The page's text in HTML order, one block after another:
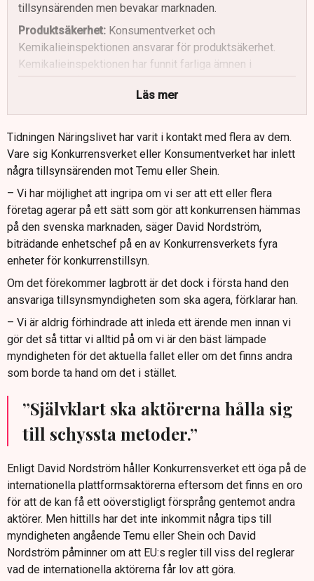
tillsynsärenden men bevakar marknaden.
Produktsäkerhet: Konsumentverket och
Kemikalieinspektionen ansvarar för produktsäkerhet.
Kemikalieinspektionen har funnit farliga ämnen i
Resurser och regler:Kemikalieinspektionen fokuserar
på högriskprodukter. Svenska myndigheter och EU kan
ingripa mot regelbrott, men det är nligt den ansvarige
ministern svårare med företag utanför EU.
Läs mer
Tidningen Näringslivet har varit i kontakt med flera av dem.
Vare sig Konkurrensverket eller Konsumentverket har inlett
några tillsynsärenden mot Temu eller Shein.
– Vi har möjlighet att ingripa om vi ser att ett eller flera
företag agerar på ett sätt som gör att konkurrensen hämmas
på den svenska marknaden, säger David Nordström,
biträdande enhetschef på en av Konkurrensverkets fyra
enheter för konkurrenstillsyn.
Om det förekommer lagbrott är det dock i första hand den
ansvariga tillsynsmyndigheten som ska agera, förklarar han.
– Vi är aldrig förhindrade att inleda ett ärende men innan vi
gör det så tittar vi alltid på om vi är den bäst lämpade
myndigheten för det aktuella fallet eller om det finns andra
som borde ta hand om det i stället.
”Självklart ska aktörerna hålla sig
till schyssta metoder.”
Enligt David Nordström håller Konkurrensverket ett öga på de
internationella plattformsaktörerna eftersom det finns en oro
för att de kan få ett oöverstigligt försprång gentemot andra
aktörer. Men hittills har det inte inkommit några tips till
myndigheten angående Temu eller Shein och David
Nordström påminner om att EU:s regler till viss del reglerar
vad de internationella aktörerna får lov att göra.